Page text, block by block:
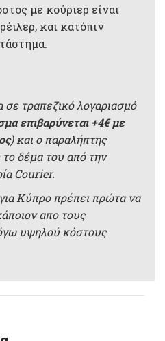
με κούριερ είναι
και κατόπιν
τραπεζικό λογαριασμό
επιβαρύνεται +4€ με
) και ο παραλήπτης
το δέμα του από την
Courier.
Κύπρο πρέπει πρώτα να
απο τους
υψηλού κόστους